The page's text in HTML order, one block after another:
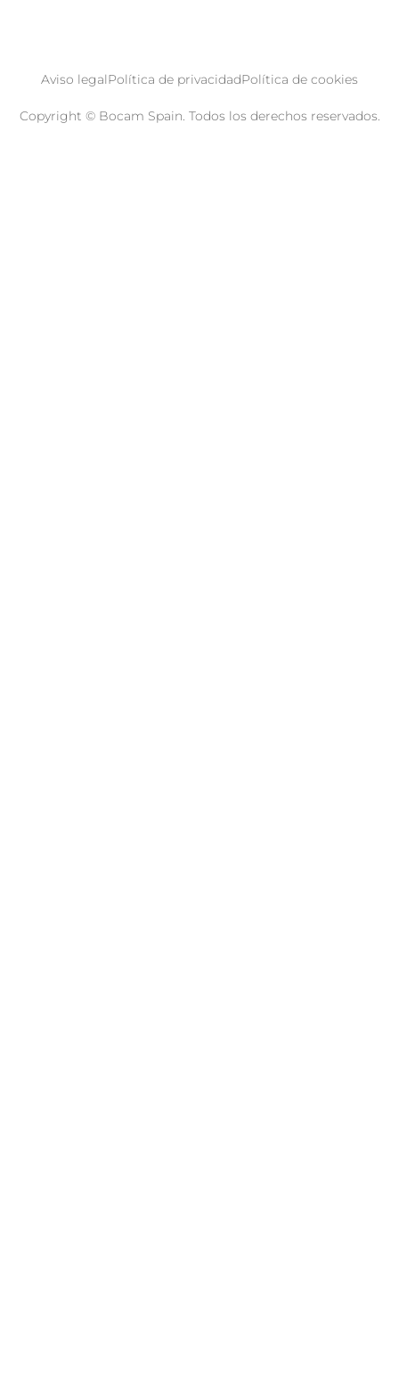
Aviso legalPolítica de privacidadPolítica de cookies
Copyright © Bocam Spain. Todos los derechos reservados.